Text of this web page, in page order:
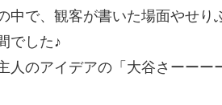
中で、観客が書いた場面やせ
でした♪
人のアイデアの「大谷さーーー